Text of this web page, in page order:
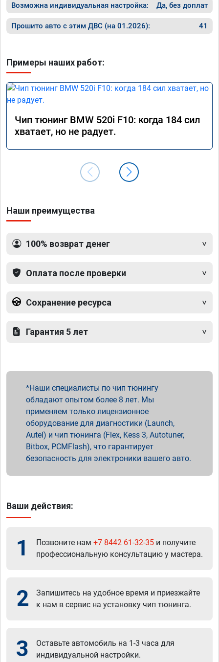
Возможна индивидуальная настройка: Да, без доплат
Прошито авто с этим ДВС (на 01.2026): 41
Примеры наших работ:
Чип тюнинг BMW 520i F10: когда 184 сил
хватает, но не радует.
Наши преимущества
100% возврат денег
Оплата после проверки
Сохранение ресурса
Гарантия 5 лет
Наши специалисты по чип тюнингу
обладают опытом более 8 лет. Мы
применяем только лицензионное
оборудование для диагностики (Launch,
Autel) и чип тюнинга (Flex, Kess 3, Autotuner,
Bitbox, PCMFlash), что гарантирует
безопасность для электроники вашего авто.
Ваши действия:
1 Позвоните нам +7 8442 61-32-35 и получите
профессиональную консультацию у мастера.
2
Запишитесь на удобное время и приезжайте
к нам в сервис на установку чип тюнинга.
3
Оставьте автомобиль на 1-3 часа для
индивидуальной настройки.